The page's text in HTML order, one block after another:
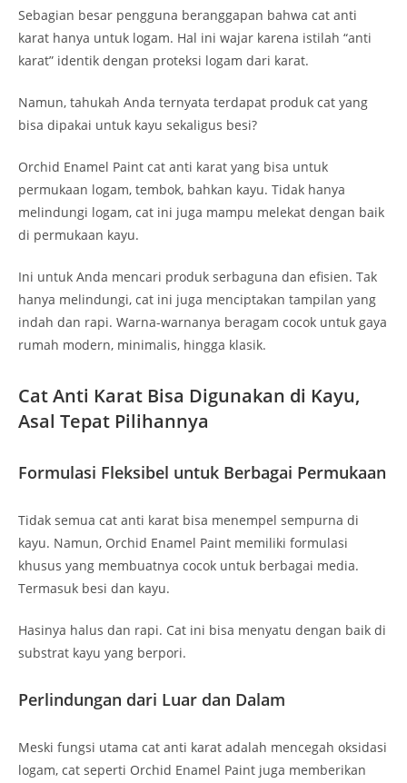
Sebagian besar pengguna beranggapan bahwa cat anti
karat hanya untuk logam. Hal ini wajar karena istilah “anti
karat” identik dengan proteksi logam dari karat.
Namun, tahukah Anda ternyata terdapat produk cat yang
bisa dipakai untuk kayu sekaligus besi?
Orchid Enamel Paint cat anti karat yang bisa untuk
permukaan logam, tembok, bahkan kayu. Tidak hanya
melindungi logam, cat ini juga mampu melekat dengan baik
di permukaan kayu.
Ini untuk Anda mencari produk serbaguna dan efisien. Tak
hanya melindungi, cat ini juga menciptakan tampilan yang
indah dan rapi. Warna-warnanya beragam cocok untuk gaya
rumah modern, minimalis, hingga klasik.
Cat Anti Karat Bisa Digunakan di Kayu,
Asal Tepat Pilihannya
Formulasi Fleksibel untuk Berbagai Permukaan
Tidak semua cat anti karat bisa menempel sempurna di
kayu. Namun, Orchid Enamel Paint memiliki formulasi
khusus yang membuatnya cocok untuk berbagai media.
Termasuk besi dan kayu.
Hasinya halus dan rapi. Cat ini bisa menyatu dengan baik di
substrat kayu yang berpori.
Perlindungan dari Luar dan Dalam
Meski fungsi utama cat anti karat adalah mencegah oksidasi
logam, cat seperti Orchid Enamel Paint juga memberikan